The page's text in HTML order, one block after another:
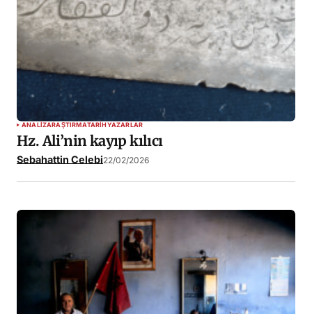
Daha sonraki yorumlarımda kullanılması için adım, e-
posta adresim ve site adresim bu tarayıcıya kaydedilsin.
YORUMU GÖNDER
ANALIZARAŞTIRMATARIHYAZARLAR
Hz. Ali’nin kayıp kılıcı
Sebahattin Celebi22/02/2026